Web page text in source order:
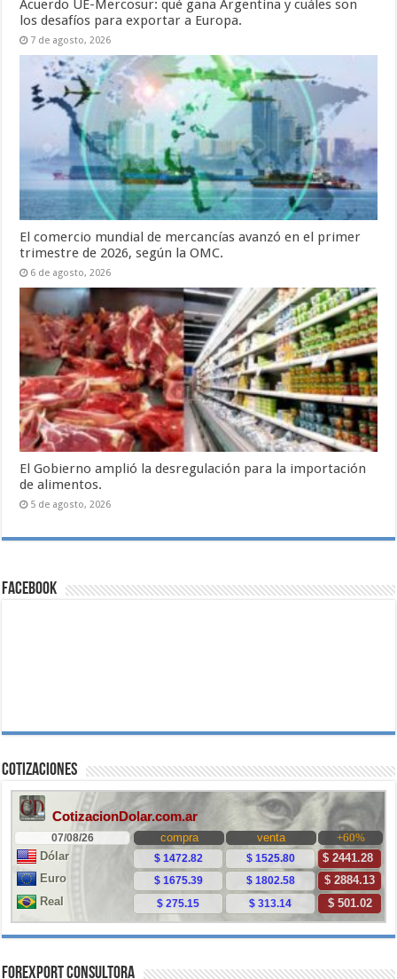
Acuerdo UE-Mercosur: qué gana Argentina y cuáles son
los desafíos para exportar a Europa.
7 de agosto, 2026
El comercio mundial de mercancías avanzó en el primer
trimestre de 2026, según la OMC.
6 de agosto, 2026
El Gobierno amplió la desregulación para la importación
de alimentos.
5 de agosto, 2026
Facebook
Cotizaciones
ForExport Consultora